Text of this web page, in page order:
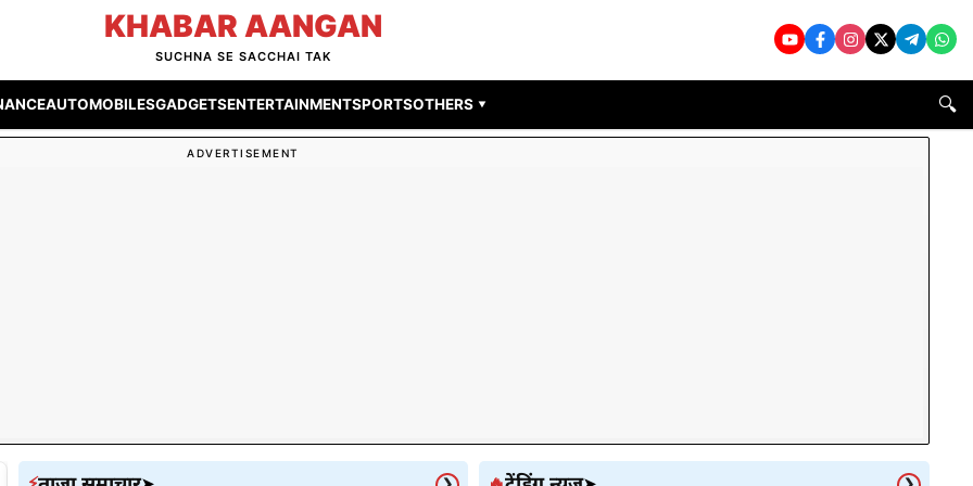
KHABAR AANGAN
SUCHNA SE SACCHAI TAK
AUTOMOBILESGADGETSENTERTAINMENTSPORTSOTHERS ▾ 🔍
ADVERTISEMENT